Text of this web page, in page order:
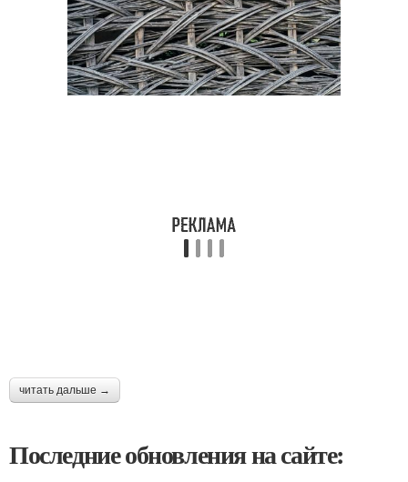
читать дальше →
Последние обновления на сайте: